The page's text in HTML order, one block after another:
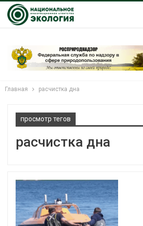
Главная расчистка дна
просмотр тегов
расчистка дна